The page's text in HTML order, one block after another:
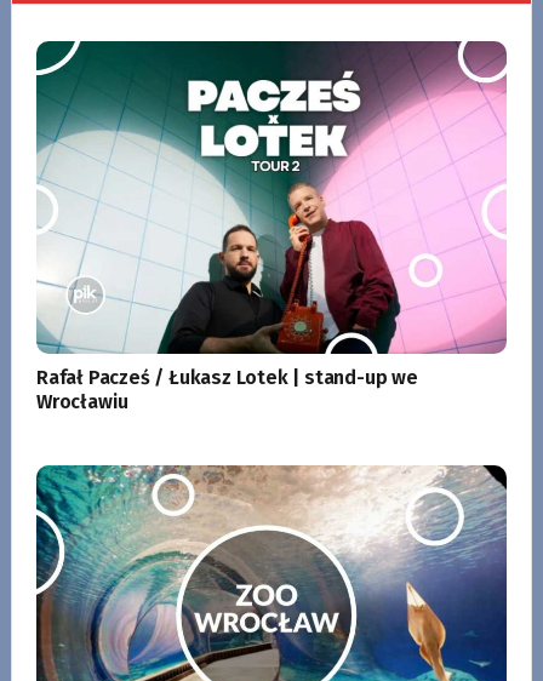
Rafał Pacześ / Łukasz Lotek | stand-up we
Wrocławiu